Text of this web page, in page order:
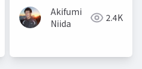
Akifumi
Niida
2.4K